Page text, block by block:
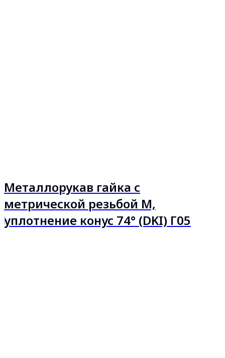
Металлорукав гайка с
метрической резьбой М,
уплотнение конус 74° (DKI) Г05